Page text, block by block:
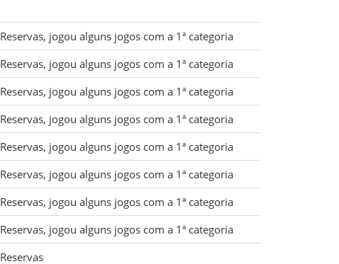
Reservas, jogou alguns jogos com a 1ª categoria
Reservas, jogou alguns jogos com a 1ª categoria
Reservas, jogou alguns jogos com a 1ª categoria
Reservas, jogou alguns jogos com a 1ª categoria
Reservas, jogou alguns jogos com a 1ª categoria
Reservas, jogou alguns jogos com a 1ª categoria
Reservas, jogou alguns jogos com a 1ª categoria
Reservas, jogou alguns jogos com a 1ª categoria
Reservas